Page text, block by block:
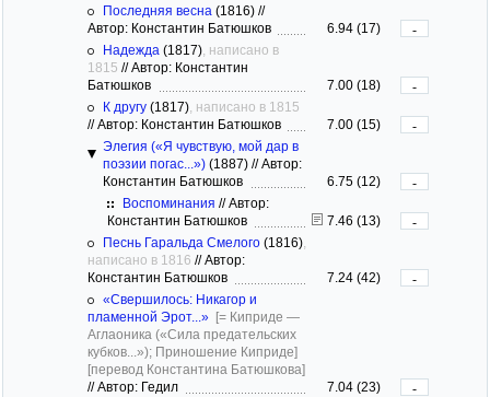
Последняя весна (1816) //
Автор: Константин Батюшков
6.94 (17)
-
Надежда (1817) , написано в
1815 //Автор: Константин
Батюшков
7.00 (18)
-
К другу (1817) , написано в 1815
//Автор: Константин Батюшков 7.00 (15)
-
Элегия («Я чувствую, мой дар в
поэзии погас...») (1887) //Автор:
Константин Батюшков
6.75 (12)
-
Воспоминания //Автор:
Константин Батюшков
7.46 (13)
-
Песнь Гаральда Смелого (1816)
написано в 1816 //Автор:
Константин Батюшков
7.24 (42)
-
«Свершилось: Никагор и
пламенной Эрот...» [= Киприде —
Аглаоника («Сила предательских
кубков...»); Приношение Киприде]
[перевод Константина Батюшкова]
//Автор: Гедил 7.04 (23)
-